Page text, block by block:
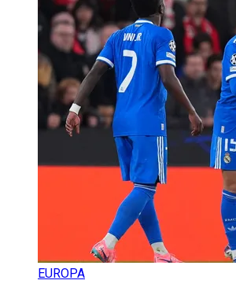
EUROPA